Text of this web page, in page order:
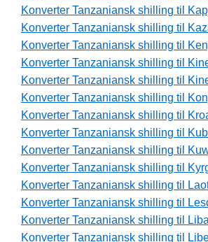
Konverter Tanzaniansk shilling til
Konverter Tanzaniansk shilling til
Konverter Tanzaniansk shilling til
Konverter Tanzaniansk shilling til
Konverter Tanzaniansk shilling til
Konverter Tanzaniansk shilling til
Konverter Tanzaniansk shilling til
Konverter Tanzaniansk shilling til
Konverter Tanzaniansk shilling til
Konverter Tanzaniansk shilling til
Konverter Tanzaniansk shilling til
Konverter Tanzaniansk shilling til
Konverter Tanzaniansk shilling til
Konverter Tanzaniansk shilling til